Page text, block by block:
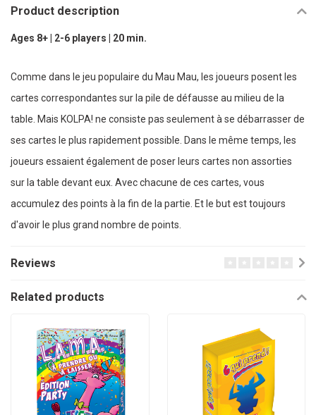
Product description
Ages 8+ | 2-6 players | 20 min.
Comme dans le jeu populaire du Mau Mau, les joueurs posent les
cartes correspondantes sur la pile de défausse au milieu de la
table. Mais KOLPA! ne consiste pas seulement à se débarrasser de
ses cartes le plus rapidement possible. Dans le même temps, les
joueurs essaient également de poser leurs cartes non assorties
sur la table devant eux. Avec chacune de ces cartes, vous
accumulez des points à la fin de la partie. Et le but est toujours
d'avoir le plus grand nombre de points.
Reviews
Related products